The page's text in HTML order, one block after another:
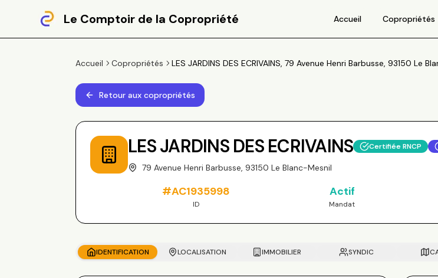
Le Comptoir de la Copropriété Accueil Copropriétés
Accueil Copropriétés LES JARDINS DES ECRIVAINS, 79 Avenue Henri Barbusse, 93150 Le
Retour aux copropriétés
LES JARDINS DES ECRIVAINS Certifiée RNCP
79 Avenue Henri Barbusse, 93150 Le Blanc-Mesnil
#AC1935998
ID
Actif
Mandat
IDENTIFICATION LOCALISATION IMMOBILIER SYNDIC